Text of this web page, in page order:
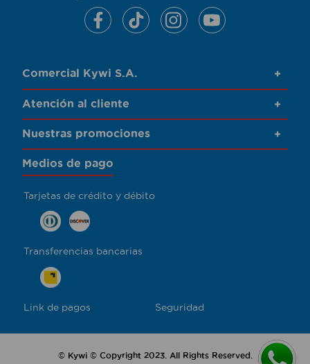
Comercial Kywi S.A. +
Atención al cliente +
Nuestras promociones +
Medios de pago
Tarjetas de crédito y débito
Transferencias bancarias
Link de pagos Seguridad
© Kywi © Copyright 2023. All Rights Reserved.